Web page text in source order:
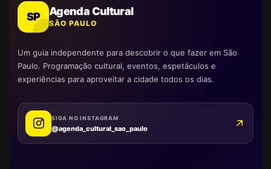
SP Agenda Cultural
SÃO PAULO
Um guia independente para descobrir o que fazer em São
Paulo. Programação cultural, eventos, espetáculos e
experiências para aproveitar a cidade todos os dias.
SIGA NO INSTAGRAM
@agenda_cultural_sao_paulo